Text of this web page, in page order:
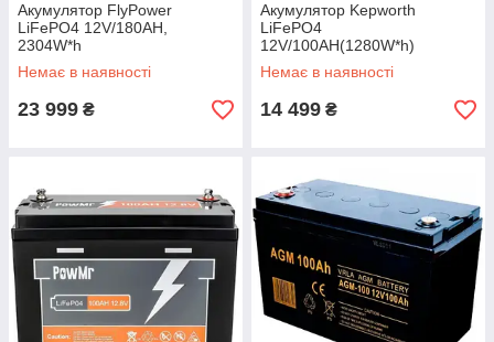
Акумулятор FlyPower
LiFePO4 12V/180AH,
2304W*h
Немає в наявності
23 999 ₴
Акумулятор Kepworth
LiFePO4
12V/100AH(1280W*h)
Немає в наявності
14 499 ₴